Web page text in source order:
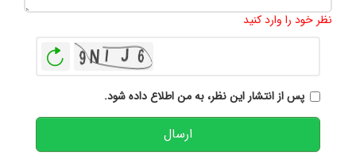
نظر خود را وارد کنید
پس از انتشار این نظر، به من اطلاع داده شود.
ارسال